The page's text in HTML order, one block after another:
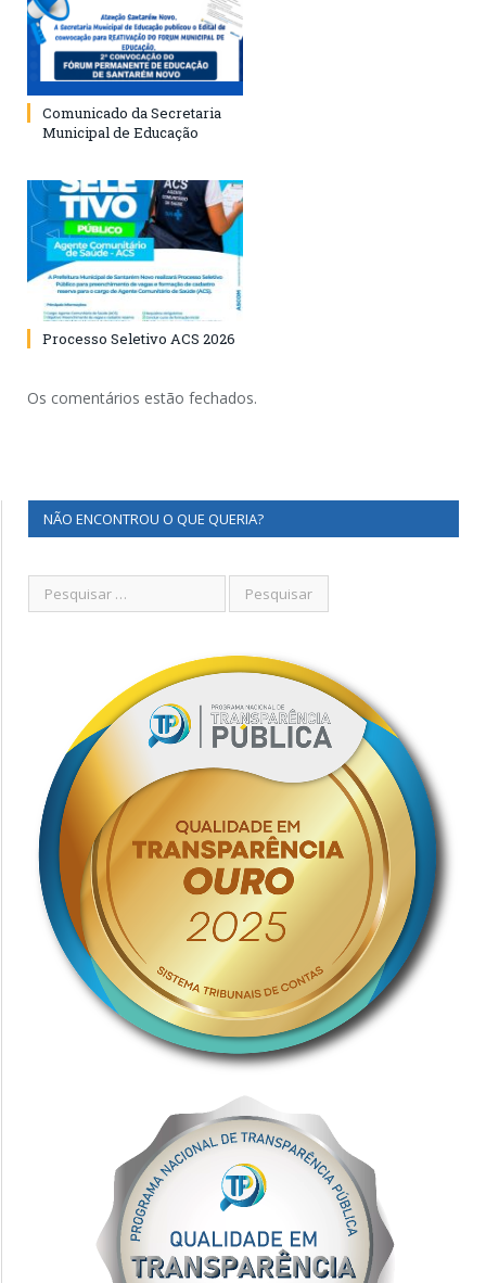
Comunicado da Secretaria
Municipal de Educação
Processo Seletivo ACS 2026
Os comentários estão fechados.
NÃO ENCONTROU O QUE QUERIA?